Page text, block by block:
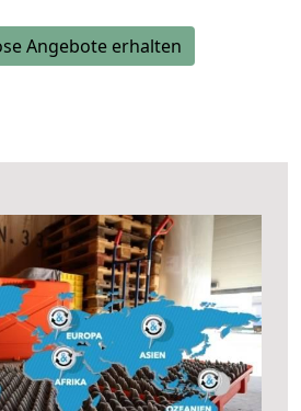
Angebote erhalten